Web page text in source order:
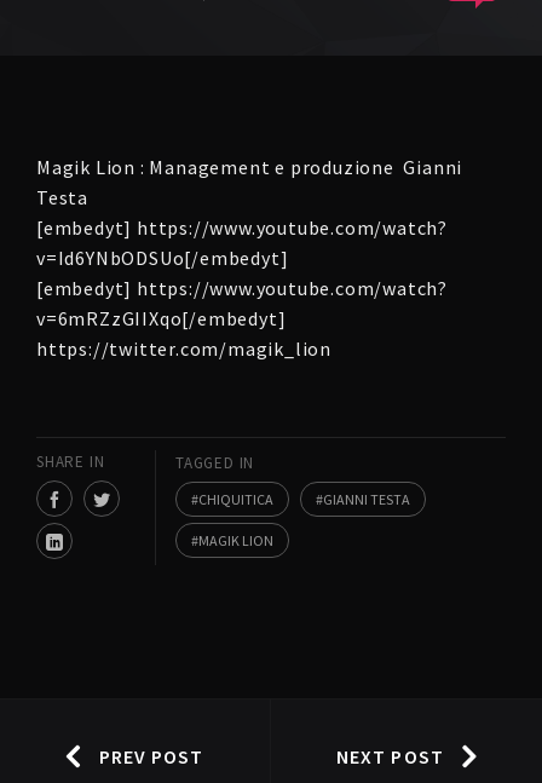
Magik Lion : Management e produzione Gianni
Testa
[embedyt] https://www.youtube.com/watch?
v=Id6YNbODSUo[/embedyt]
[embedyt] https://www.youtube.com/watch?
v=6mRZzGIIXqo[/embedyt]
https://twitter.com/magik_lion
SHARE IN TAGGED IN
CHIQUITICA GIANNI TESTA
MAGIK LION
PREV POST NEXT POST